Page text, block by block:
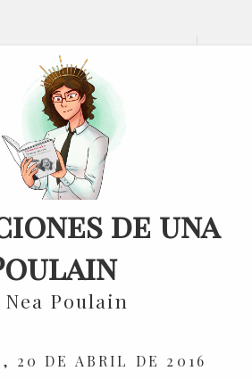
de una
Nea Poulain
20 DE ABRIL DE 2016